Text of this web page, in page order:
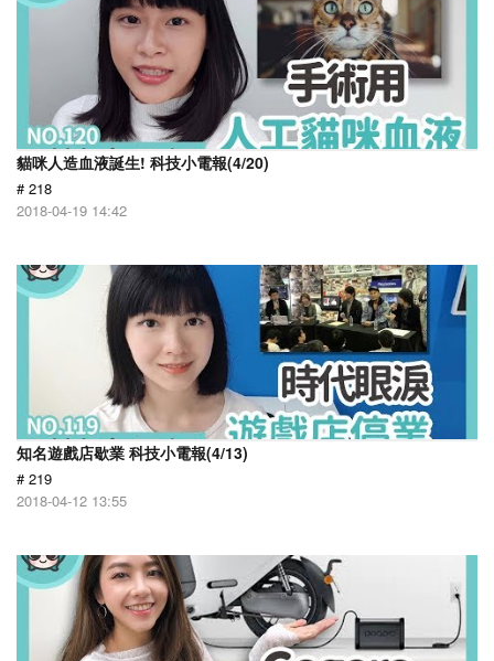
貓咪人造血液誕生! 科技小電報(4/20)
# 218
2018-04-19 14:42
知名遊戲店歇業 科技小電報(4/13)
# 219
2018-04-12 13:55